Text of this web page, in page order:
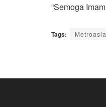
“Semoga
Tags: